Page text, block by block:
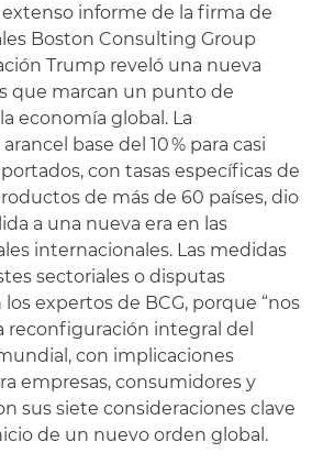
informe de la firma de
Boston Consulting Group
Trump reveló una nueva
que marcan un punto de
economía global. La
base del 10 % para casi
con tasas específicas de
de más de 60 países, dio
a una nueva era en las
internacionales. Las medidas
sectoriales o disputas
expertos de BCG, porque “nos
reconfiguración integral del
con implicaciones
empresas, consumidores y
sus siete consideraciones clave
de un nuevo orden global.